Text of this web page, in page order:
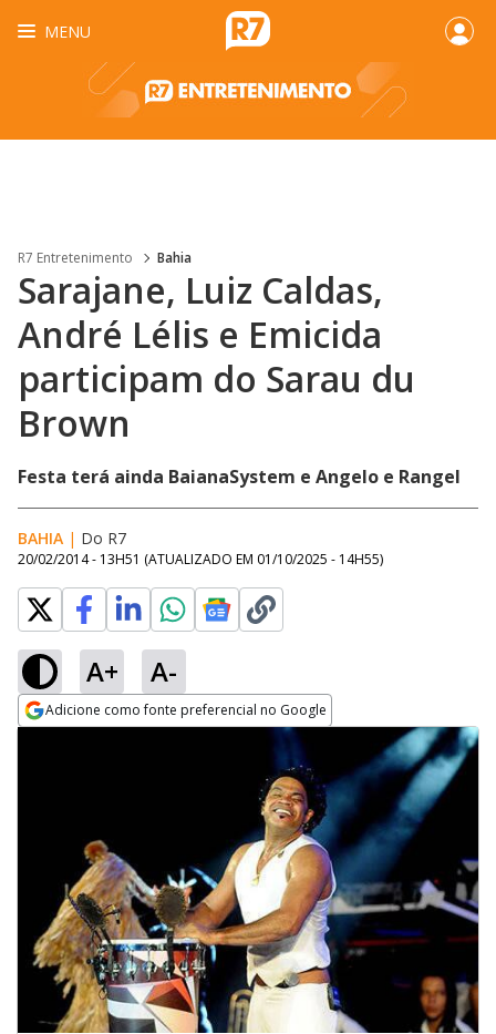
MENU
R7 Entretenimento Bahia
Sarajane, Luiz Caldas,
André Lélis e Emicida
participam do Sarau du
Brown
Festa terá ainda BaianaSystem e Angelo e Rangel
BAHIA | Do R7
20/02/2014 - 13H51 (ATUALIZADO EM 01/10/2025 - 14H55)
A+ A-
Adicione como fonte preferencial no Google